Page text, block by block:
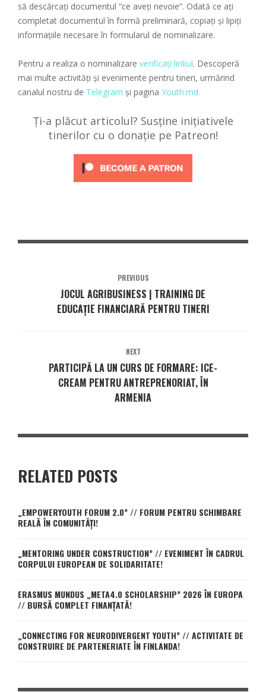
să descărcați documentul “ce aveți nevoie”. Odată ce ați
completat documentul în formă preliminară, copiați și lipiți
informațiile necesare în formularul de nominalizare.
Pentru a realiza o nominalizare verificați linkul. Descoperă
mai multe activități și evenimente pentru tineri, urmărind
canalul nostru de Telegram și pagina Youth.md.
Ți-a plăcut articolul? Susține inițiativele
tinerilor cu o donație pe Patreon!
PREVIOUS
JOCUL AGRIBUSINESS | TRAINING DE
EDUCAȚIE FINANCIARĂ PENTRU TINERI
NEXT
PARTICIPĂ LA UN CURS DE FORMARE: ICE-
CREAM PENTRU ANTREPRENORIAT, ÎN
ARMENIA
RELATED POSTS
„EMPOWERYOUTH FORUM 2.0” // FORUM PENTRU SCHIMBARE
REALĂ ÎN COMUNITĂȚI!
„MENTORING UNDER CONSTRUCTION” // EVENIMENT ÎN CADRUL
CORPULUI EUROPEAN DE SOLIDARITATE!
ERASMUS MUNDUS „META4.0 SCHOLARSHIP” 2026 ÎN EUROPA
// BURSĂ COMPLET FINANȚATĂ!
„CONNECTING FOR NEURODIVERGENT YOUTH” // ACTIVITATE DE
CONSTRUIRE DE PARTENERIATE ÎN FINLANDA!